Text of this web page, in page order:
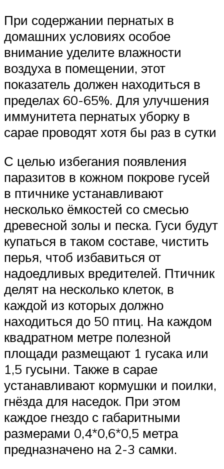
При содержании пернатых в
домашних условиях особое
внимание уделите влажности
воздуха в помещении, этот
показатель должен находиться в
пределах 60-65%. Для улучшения
иммунитета пернатых уборку в
сарае проводят хотя бы раз в сутки
С целью избегания появления
паразитов в кожном покрове гусей
в птичнике устанавливают
несколько ёмкостей со смесью
древесной золы и песка. Гуси будут
купаться в таком составе, чистить
перья, чтоб избавиться от
надоедливых вредителей. Птичник
делят на несколько клеток, в
каждой из которых должно
находиться до 50 птиц. На каждом
квадратном метре полезной
площади размещают 1 гусака или
1,5 гусыни. Также в сарае
устанавливают кормушки и поилки,
гнёзда для наседок. При этом
каждое гнездо с габаритными
размерами 0,4*0,6*0,5 метра
предназначено на 2-3 самки.